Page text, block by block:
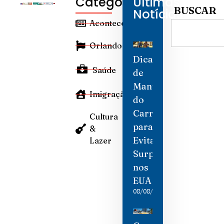
Aconteceu
Orlando
Saúde
Imigração
Cultura
&
Lazer
Notícias
Dicas
de
Manutenção
do
Carro
para
Evitar
Surpresas
nos
EUA
08/08/2026
BUSCAR